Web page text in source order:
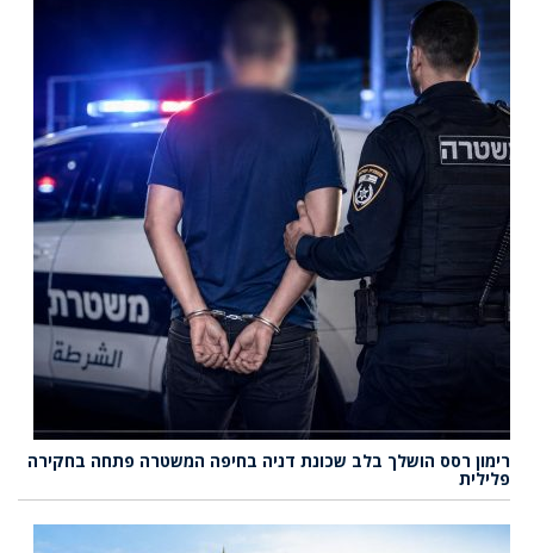
רימון רסס הושלך בלב שכונת דניה בחיפה המשטרה פתחה בחקירה
פלילית